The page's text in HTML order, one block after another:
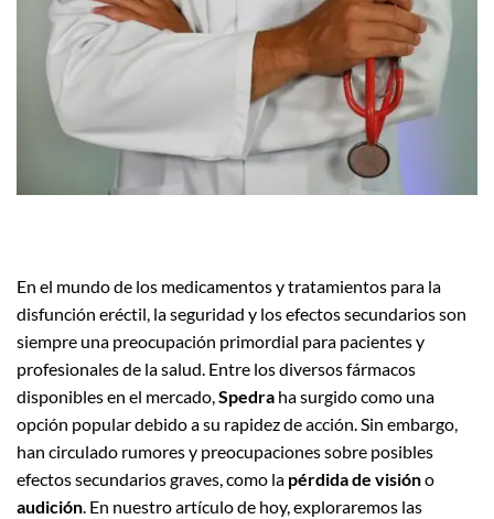
En el mundo de los medicamentos y tratamientos para la
disfunción eréctil, la seguridad y los efectos secundarios son
siempre una preocupación primordial para pacientes y
profesionales de la salud. Entre los diversos fármacos
disponibles en el mercado,Spedra ha surgido como una
opción popular debido a su rapidez de acción. Sin embargo,
han circulado rumores y preocupaciones sobre posibles
efectos secundarios graves, como la pérdida de visióno
audición. En nuestro artículo de hoy, exploraremos las